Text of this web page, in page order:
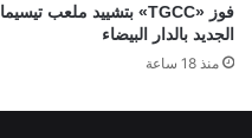
فوز «TGCC» بتشييد ملعب تيسيما
الجديد بالدار البيضاء
منذ 18 ساعة